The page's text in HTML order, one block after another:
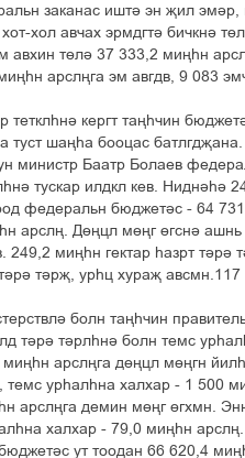
çàêàíàñ èøò³ ýí šèë ýì³ð,
õîë àâ÷àõ ýðìäãò³ áè÷êí³
ýì àâõèí ò´ë³ 37 333,2 ìèœºí
àðñëœãà ýì àâãäâ, 9 083
êåðãò òàœº÷èí
òóñò øàœºà áîîöàñ áàòëãäšàíà.
ìèíèñòð Áààòð Áîëàåâ
òóñêàð èëäêë êåâ. Íèäí³º³
ôåäåðàëüí áþäæåò³ñ - 64
àðñëœ. Ä´œöë ì´œã ´ãñí³ àøíü
249,2 ìèœºí ãåêòàð ºàçðò
ò³ð³ ò³ðš, óðºö õóðàš
áîëí òàœº÷èí
ò³ð³ ò³ðëºí³ áîëí òåìñ
àðñëœãà ä´œöë ì´œãí
òåìñ óðºàëºíà õàëõàð - 1 500
àðñëœãà äåìèí ì´œã ´ãõìí.
õàëõàð - 79,0 ìèœºí àðñëœ.
óò òîîäàí 66 620,4